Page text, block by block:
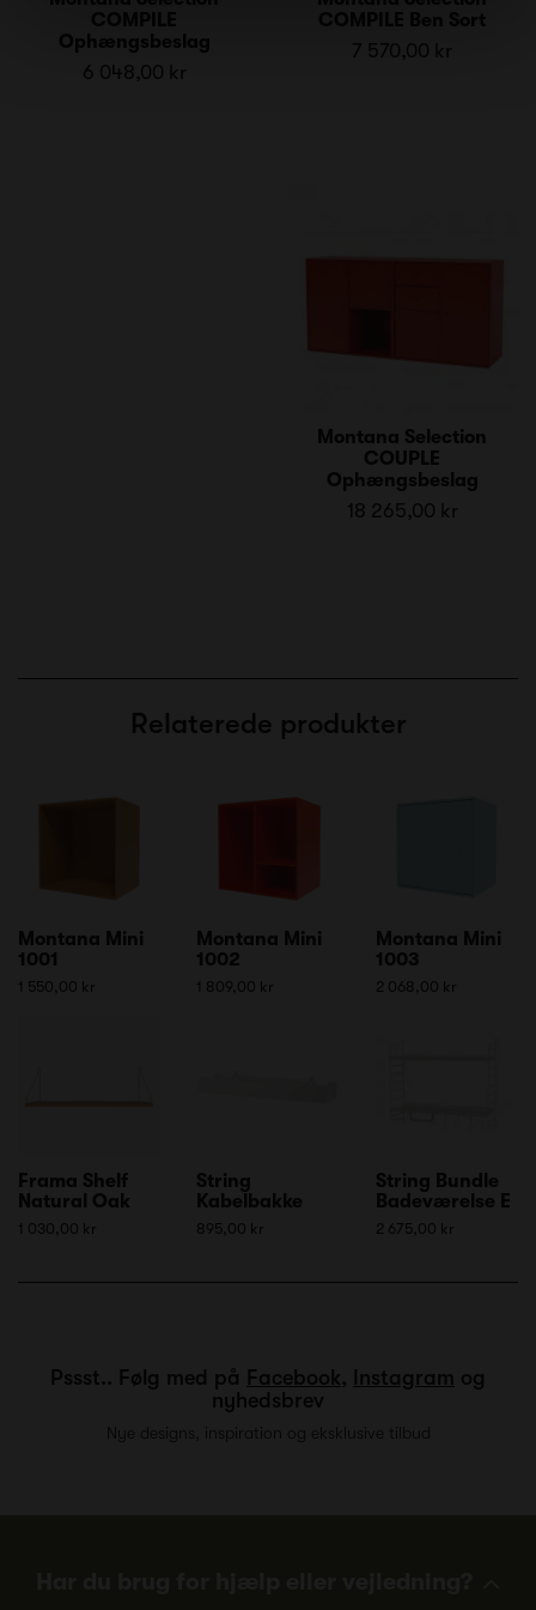
Ophængsbeslag
6 048,00 kr
7 570,00 kr
Montana Selection
COUPLE
Ophængsbeslag
18 265,00 kr
Relaterede produkter
Montana Mini
1001
1 550,00 kr
Montana Mini
1002
1 809,00 kr
Montana Mini
1003
2 068,00 kr
Frama Shelf
Natural Oak
1 030,00 kr
String
Kabelbakke
895,00 kr
String Bundle
Badeværelse E
2 675,00 kr
Pssst.. Følg med på Facebook, Instagram og
nyhedsbrev
Nye designs, inspiration og eksklusive tilbud